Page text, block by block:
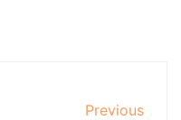
Previous